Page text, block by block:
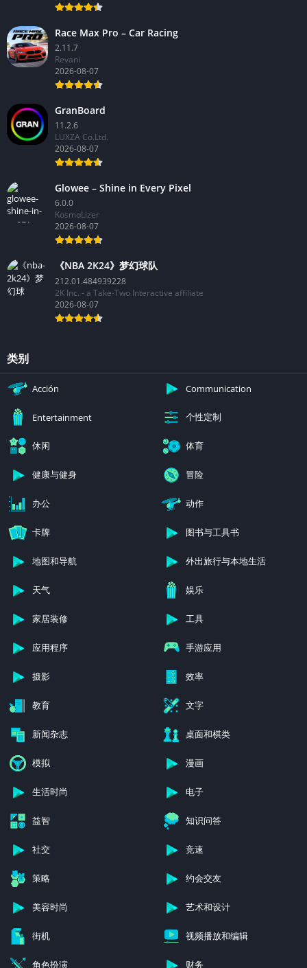
Race Max Pro – Car Racing
2.11.7
Revani
2026-08-07
GranBoard
11.2.6
LUXZA Co.Ltd.
2026-08-07
Glowee – Shine in Every Pixel
6.0.0
KosmoLizer
2026-08-07
《NBA 2K24》梦幻球队
212.01.484939228
2K Inc. - a Take-Two Interactive affiliate
2026-08-07
类别
Acción Communication
Entertainment 个性定制
休闲 体育
健康与健身 冒险
办公 动作
卡牌 图书与工具书
地图和导航 外出旅行与本地生活
天气 娱乐
家居装修 工具
应用程序 手游应用
摄影 效率
教育 文字
新闻杂志 桌面和棋类
模拟 漫画
生活时尚 电子
益智 知识问答
社交 竞速
策略 约会交友
美容时尚 艺术和设计
街机 视频播放和编辑
角色扮演 财务